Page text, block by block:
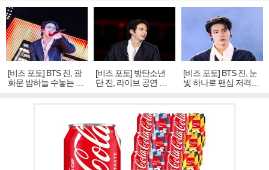
[비즈 포토] BTS 진, 광
화문 밤하늘 수놓는 '비
주얼 킹'의 열창
[비즈 포토] 방탄소년
단 진, 라이브 공연 중
빛나는 독보적 아우라
[비즈 포토] BTS 진, 눈
빛 하나로 팬심 저격…
독보적 카리스마